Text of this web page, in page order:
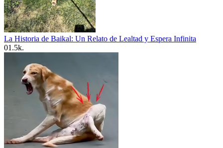
La Historia de Baikal: Un Relato de Lealtad y Espera Infinita
01.5k.